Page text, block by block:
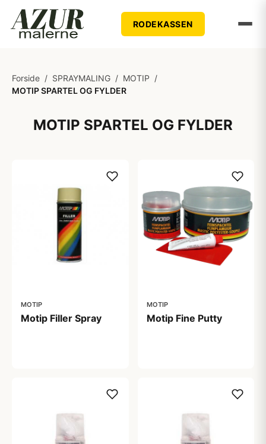
RODEKASSEN
Forside / SPRAYMALING / MOTIP /
MOTIP SPARTEL OG FYLDER
MOTIP SPARTEL OG FYLDER
MOTIP
Motip Filler Spray
MOTIP
Motip Fine Putty